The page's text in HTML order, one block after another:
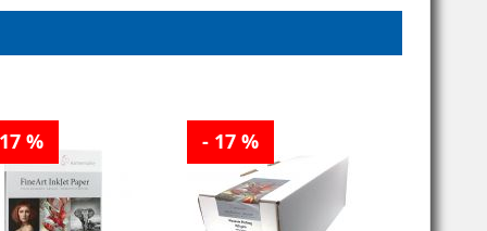
% - 17 %